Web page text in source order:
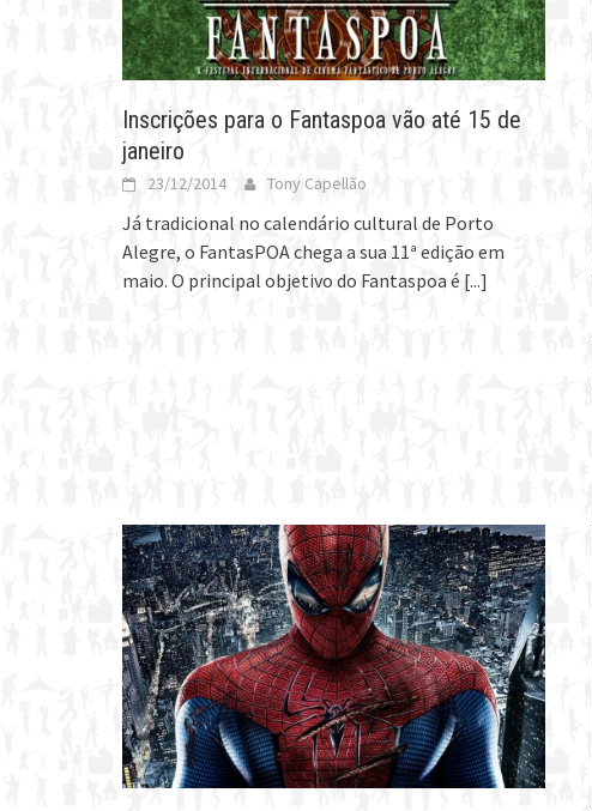
Inscrições para o Fantaspoa vão até 15 de
janeiro
23/12/2014 Tony Capellão
Já tradicional no calendário cultural de Porto
Alegre, o FantasPOA chega a sua 11ª edição em
maio. O principal objetivo do Fantaspoa é [...]